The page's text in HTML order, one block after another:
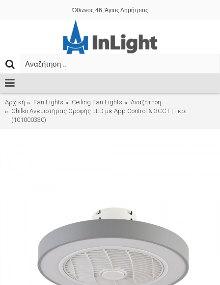
Όθωνος 46, Άγιος Δημήτριος
Αρχική Fan Lights Ceiling Fan Lights
Αναζήτηση
Chilko Ανεμιστήρας Οροφής LED με App Control & 3CCT | Γκρι
(101000330)